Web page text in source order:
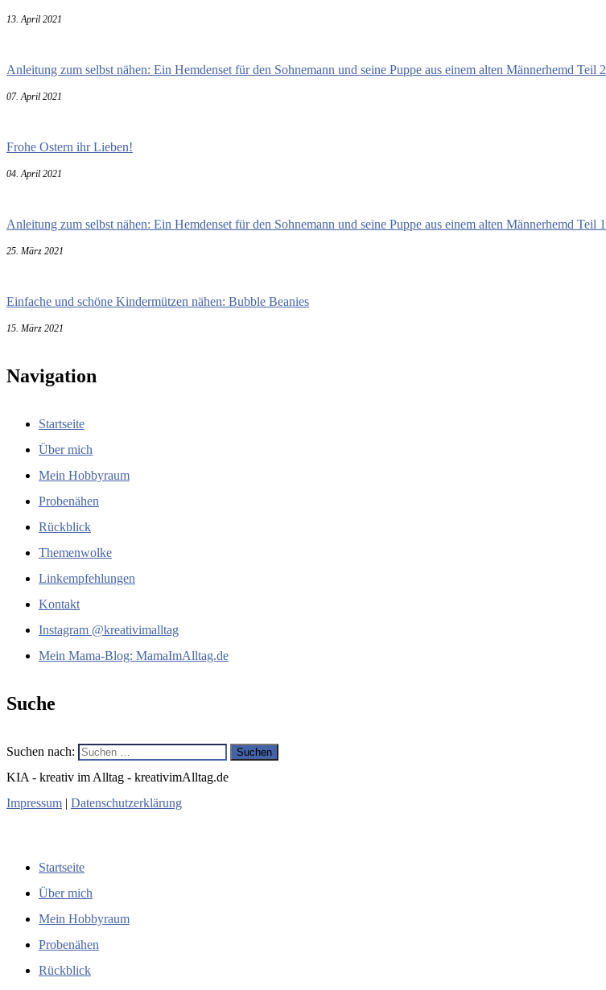
13. April 2021
Anleitung zum selbst nähen: Ein Hemdenset für den Sohnemann und seine Puppe aus einem alten Männerhemd Teil 2
07. April 2021
Frohe Ostern ihr Lieben!
04. April 2021
Anleitung zum selbst nähen: Ein Hemdenset für den Sohnemann und seine Puppe aus einem alten Männerhemd Teil 1
25. März 2021
Einfache und schöne Kindermützen nähen: Bubble Beanies
15. März 2021
Navigation
Startseite
Über mich
Mein Hobbyraum
Probenähen
Rückblick
Themenwolke
Linkempfehlungen
Kontakt
Instagram @kreativimalltag
Mein Mama-Blog: MamaImAlltag.de
Suche
Suchen nach:
KIA - kreativ im Alltag - kreativimAlltag.de
Impressum | Datenschutzerklärung
Startseite
Über mich
Mein Hobbyraum
Probenähen
Rückblick